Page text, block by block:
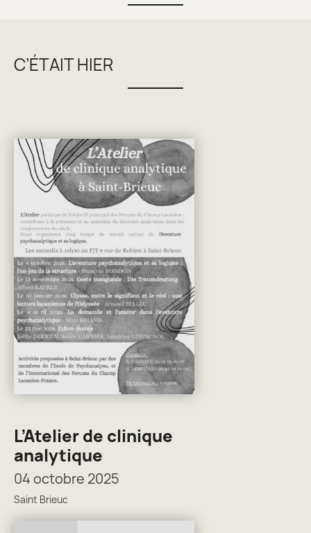
C’ÉTAIT HIER
L’Atelier de clinique
analytique
04 octobre 2025
Saint Brieuc